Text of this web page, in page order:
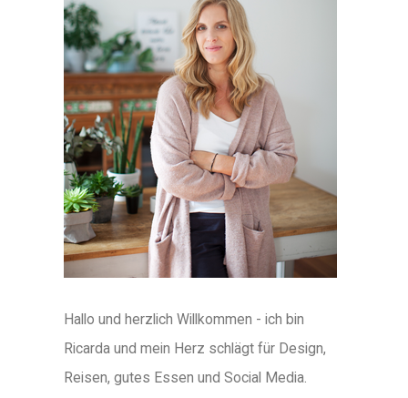
Hallo und herzlich Willkommen - ich bin
Ricarda und mein Herz schlägt für Design,
Reisen, gutes Essen und Social Media.